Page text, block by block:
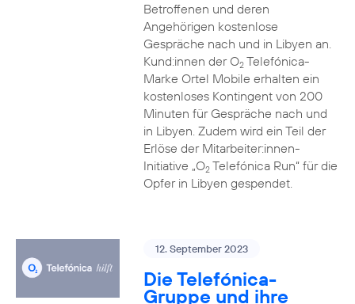
Betroffenen und deren
Angehörigen kostenlose
Gespräche nach und in Libyen an.
Kund:innen der O2Telefónica-
Marke Ortel Mobile erhalten ein
kostenloses Kontingent von 200
Minuten für Gespräche nach und
in Libyen. Zudem wird ein Teil der
Erlöse der Mitarbeiter:innen-
Initiative „O2Telefónica Run“ für die
Opfer in Libyen gespendet.
12. September 2023
Die Telefónica-
Gruppe und ihre